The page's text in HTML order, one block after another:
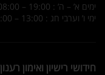
ימים א’ – ה’ : 19:00 – 08:00
ימי ו’ וערבי חג : 13:00 – 08:00
חידושי רישיון ואימון רענון